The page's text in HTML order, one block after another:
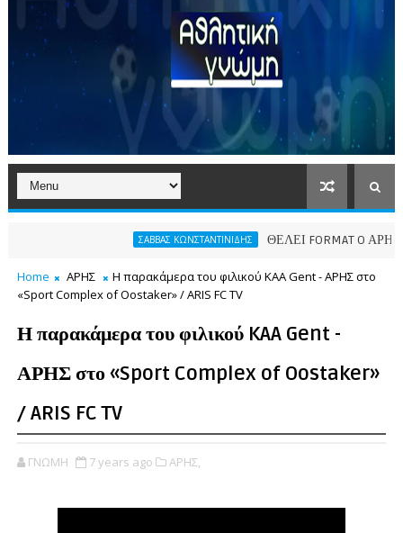
ΣΑΒΒΑΣ ΚΩΝΣΤΑΝΤΙΝΙΔΗΣ ΘΕΛΕΙ FORMAT O ΑΡΗΣ
Home ΑΡΗΣ
Η παρακάμερα του φιλικού KAA Gent - ΑΡΗΣ στο
«Sport Complex of Oostaker» / ARIS FC TV
Η παρακάμερα του φιλικού KAA Gent -
ΑΡΗΣ στο «Sport Complex of Oostaker»
/ ARIS FC TV
ΓΝΩΜΗ 7 years ago ΑΡΗΣ,